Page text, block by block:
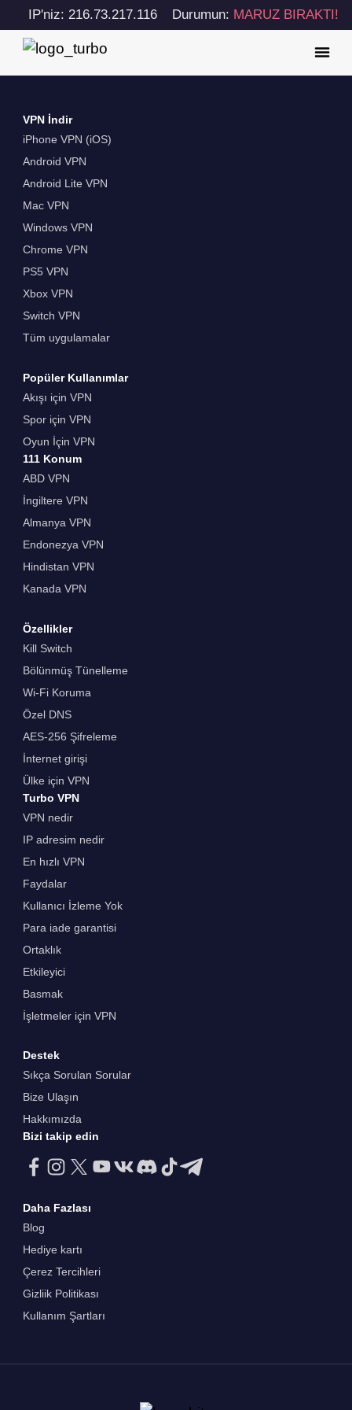
IP'niz: 216.73.217.116 Durumun: MARUZ BIRAKTI!
VPN İndir
iPhone VPN (iOS)
Android VPN
Android Lite VPN
Mac VPN
Windows VPN
Chrome VPN
PS5 VPN
Xbox VPN
Switch VPN
Tüm uygulamalar
Popüler Kullanımlar
Akışı için VPN
Spor için VPN
Oyun İçin VPN
111 Konum
ABD VPN
İngiltere VPN
Almanya VPN
Endonezya VPN
Hindistan VPN
Kanada VPN
Özellikler
Kill Switch
Bölünmüş Tünelleme
Wi-Fi Koruma
Özel DNS
AES-256 Şifreleme
İnternet girişi
Ülke için VPN
Turbo VPN
VPN nedir
IP adresim nedir
En hızlı VPN
Faydalar
Kullanıcı İzleme Yok
Para iade garantisi
Ortaklık
Etkileyici
Basmak
İşletmeler için VPN
Destek
Sıkça Sorulan Sorular
Bize Ulaşın
Hakkımızda
Bizi takip edin
Daha Fazlası
Blog
Hediye kartı
Çerez Tercihleri
Gizliik Politikası
Kullanım Şartları